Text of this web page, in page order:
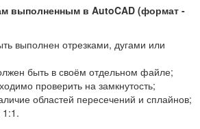
выполненным в AutoCAD (формат -
выполнен отрезками, дугами или
быть в своём отдельном файле;
проверить на замкнутость;
областей пересечений и сплайнов;